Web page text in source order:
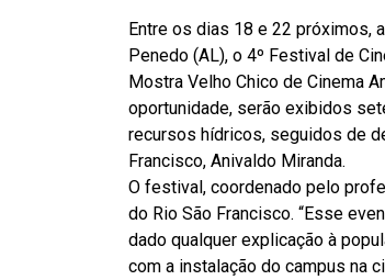
Entre os dias 18 e 22 próximos,
Penedo (AL), o 4º Festival de
Mostra Velho Chico de Cinema
oportunidade, serão exibidos
recursos hídricos, seguidos de
Francisco, Anivaldo Miranda.
O festival, coordenado pelo
do Rio São Francisco. “Esse
dado qualquer explicação à
com a instalação do campus na